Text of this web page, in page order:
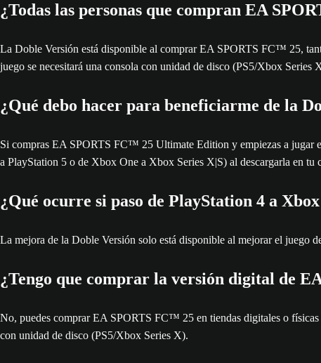
¿Todas las personas que compran EA
La Doble Versión está disponible al comprar EA SPORTS FC™ 25,
juego se necesitará una consola con unidad de disco (PS5/Xbox Series
¿Qué debo hacer para beneficiarme de la
Si compras EA SPORTS FC™ 25 Ultimate Edition y empiezas a jugar
a PlayStation 5 o de Xbox One a Xbox Series X|S) al descargarla en tu
¿Qué ocurre si paso de PlayStation 4 a
La mejora de la Doble Versión solo está disponible al mejorar el juego
¿Tengo que comprar la versión digital de
No, puedes comprar EA SPORTS FC™ 25 en tiendas digitales o físicas
con unidad de disco (PS5/Xbox Series X).